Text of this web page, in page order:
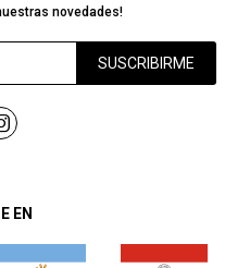
EN
novedades!
SUSCRIBIRME